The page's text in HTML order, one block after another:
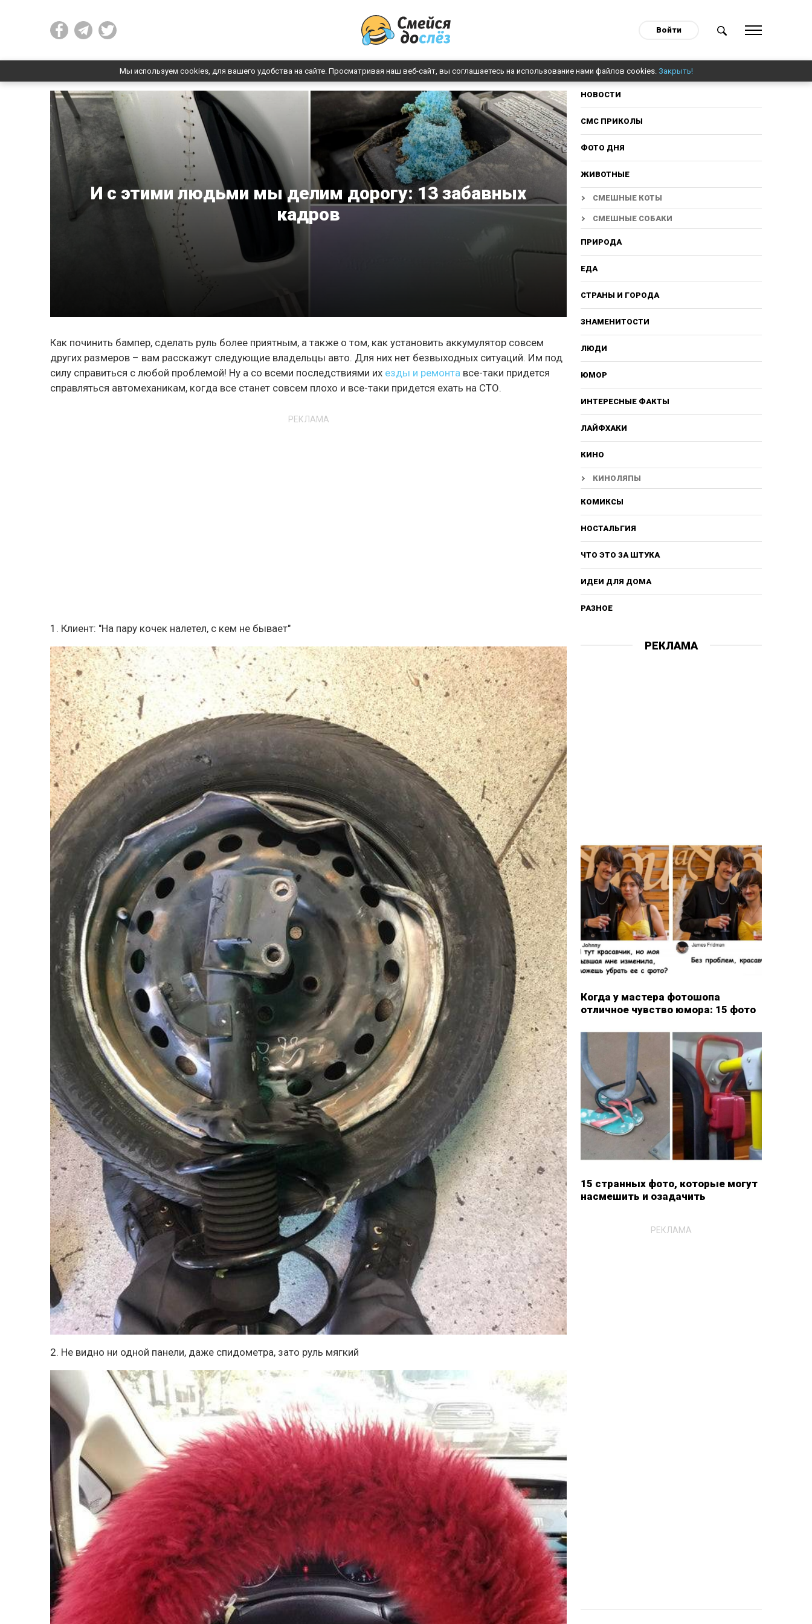
Войти
Мы используем cookies, для вашего удобства на сайте. Просматривая наш веб-сайт, вы соглашаетесь на использование нами файлов cookies. Закрыть!
И с этими людьми мы делим дорогу: 13 забавных
кадров
Как починить бампер, сделать руль более приятным, а также о том, как установить аккумулятор совсем
других размеров – вам расскажут следующие владельцы авто. Для них нет безвыходных ситуаций. Им под
силу справиться с любой проблемой! Ну а со всеми последствиями их езды и ремонта все-таки придется
справляться автомеханикам, когда все станет совсем плохо и все-таки придется ехать на СТО.
РЕКЛАМА
1. Клиент: "На пару кочек налетел, с кем не бывает"
2. Не видно ни одной панели, даже спидометра, зато руль мягкий
НОВОСТИ
СМС ПРИКОЛЫ
ФОТО ДНЯ
ЖИВОТНЫЕ
СМЕШНЫЕ КОТЫ
СМЕШНЫЕ СОБАКИ
ПРИРОДА
ЕДА
СТРАНЫ И ГОРОДА
ЗНАМЕНИТОСТИ
ЛЮДИ
ЮМОР
ИНТЕРЕСНЫЕ ФАКТЫ
ЛАЙФХАКИ
КИНО
КИНОЛЯПЫ
КОМИКСЫ
НОСТАЛЬГИЯ
ЧТО ЭТО ЗА ШТУКА
ИДЕИ ДЛЯ ДОМА
РАЗНОЕ
РЕКЛАМА
Когда у мастера фотошопа
отличное чувство юмора: 15 фото
15 странных фото, которые могут
насмешить и озадачить
РЕКЛАМА